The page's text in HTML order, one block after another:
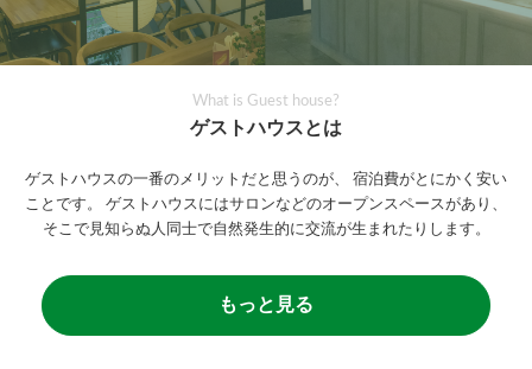
What is Guest house?
ゲストハウスとは
ゲストハウスの一番のメリットだと思うのが、
宿泊費がとにかく安い
ことです。
ゲストハウスにはサロンなどのオープンスペースがあり、
そこで見知らぬ人同士で自然発生的に交流が生まれたりします。
もっと見る